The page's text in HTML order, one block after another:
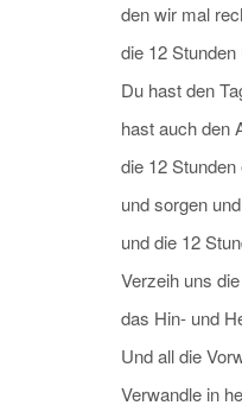
den wir mal
die 12
Du hast den
hast auch den
die 12
und sorgen
und die 12
Verzeih uns
das Hin- und
Und all die
Verwandle in